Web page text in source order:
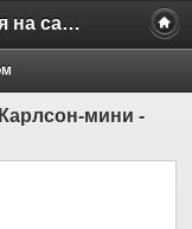
Бесплатные объявления на сайте MILAMO.ru
мини -